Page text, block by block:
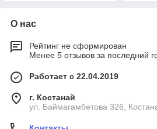
О нас
Рейтинг не сформирован
Менее 5 отзывов за последний
Работает с 22.04.2019
г. Костанай
ул. Баймагамбетова 326,